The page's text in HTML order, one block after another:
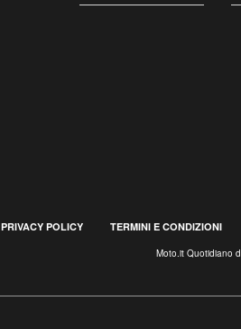
PRIVACY POLICY TERMINI E CONDIZIONI
Moto.it Quotidiano